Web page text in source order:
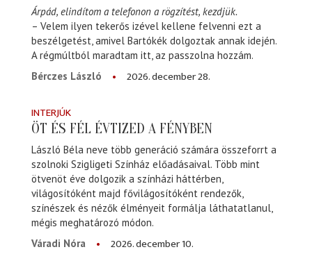
Árpád, elindítom a telefonon a rögzítést, kezdjük.
– Velem ilyen tekerős izével kellene felvenni ezt a
beszélgetést, amivel Bartókék dolgoztak annak idején.
A régmúltból maradtam itt, az passzolna hozzám.
Bérczes László
2026. december 28.
INTERJÚK
ÖT ÉS FÉL ÉVTIZED A FÉNYBEN
László Béla neve több generáció számára összeforrt a
szolnoki Szigligeti Színház előadásaival. Több mint
ötvenöt éve dolgozik a színházi háttérben,
világosítóként majd fővilágosítóként rendezők,
színészek és nézők élményeit formálja láthatatlanul,
mégis meghatározó módon.
Váradi Nóra
2026. december 10.